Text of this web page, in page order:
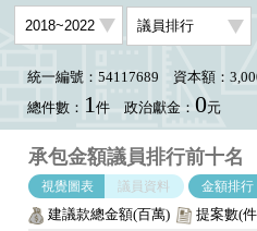
統一編號：54117689 資本額：
總件數： 1件 政治獻金： 0元
承包金額議員排行前十名
視覺圖表 議員資料 金額排行
建議款總金額(百萬) 提案數(